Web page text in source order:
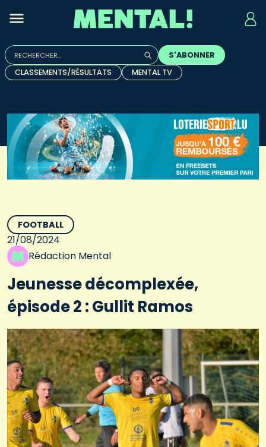
Rechercher :
Quand les résultats de l'auto-complétion sont
S'ABONNER
CLASSEMENTS/RÉSULTATS
MENTAL TV
FOOTBALL
21/08/2024
Rédaction Mental
Jeunesse décomplexée,
épisode 2 : Gullit Ramos